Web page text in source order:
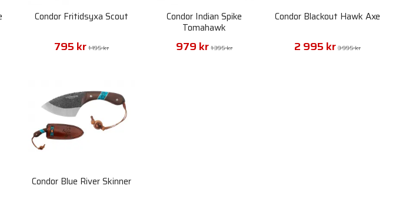
Condor Fritidsyxa Scout
795 kr 1 195 kr
Condor Indian Spike
Tomahawk
979 kr 1 395 kr
Condor Blackout Hawk Axe
2 995 kr 3 995 kr
Condor Blue River Skinner